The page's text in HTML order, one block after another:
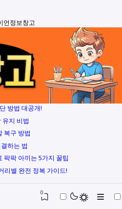
언정보창고
방법 대공개!
유지 비법
복구 방법
하는 법
팍팍 아끼는 5가지 꿀팁
리별 완전 정복 가이드!
0